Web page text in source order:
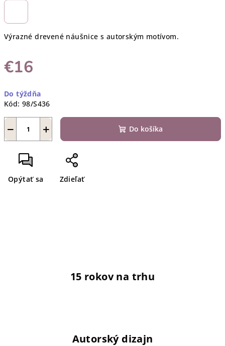
Výrazné drevené náušnice s autorským motívom.
€16
cena:
Do týždňa
Kód: 98/S436
+
− Do košíka
Opýtať sa Zdieľať
15 rokov na trhu
Autorský dizajn